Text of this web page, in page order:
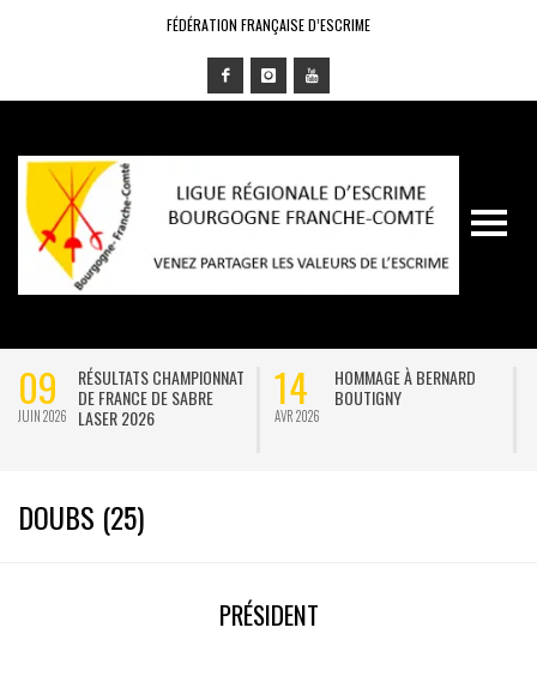
FÉDÉRATION FRANÇAISE D’ESCRIME
09
JUIN 2026
RÉSULTATS CHAMPIONNAT
DE FRANCE DE SABRE
LASER 2026
14
AVR 2026
HOMMAGE À BERNARD
BOUTIGNY
DOUBS (25)
PRÉSIDENT